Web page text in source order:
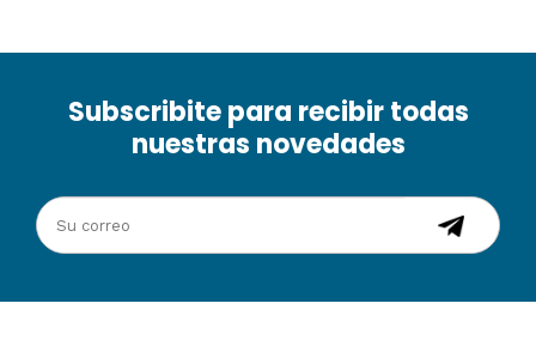
Subscribite para recibir todas
nuestras novedades